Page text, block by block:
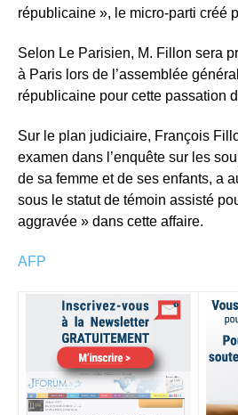
républicaine », le micro-parti créé
Selon Le Parisien, M. Fillon sera
à Paris lors de l’assemblée
républicaine pour cette passation
Sur le plan judiciaire, François
examen dans l’enquête sur les
de sa femme et de ses enfants, a
sous le statut de témoin assisté
aggravée » dans cette affaire.
AFP